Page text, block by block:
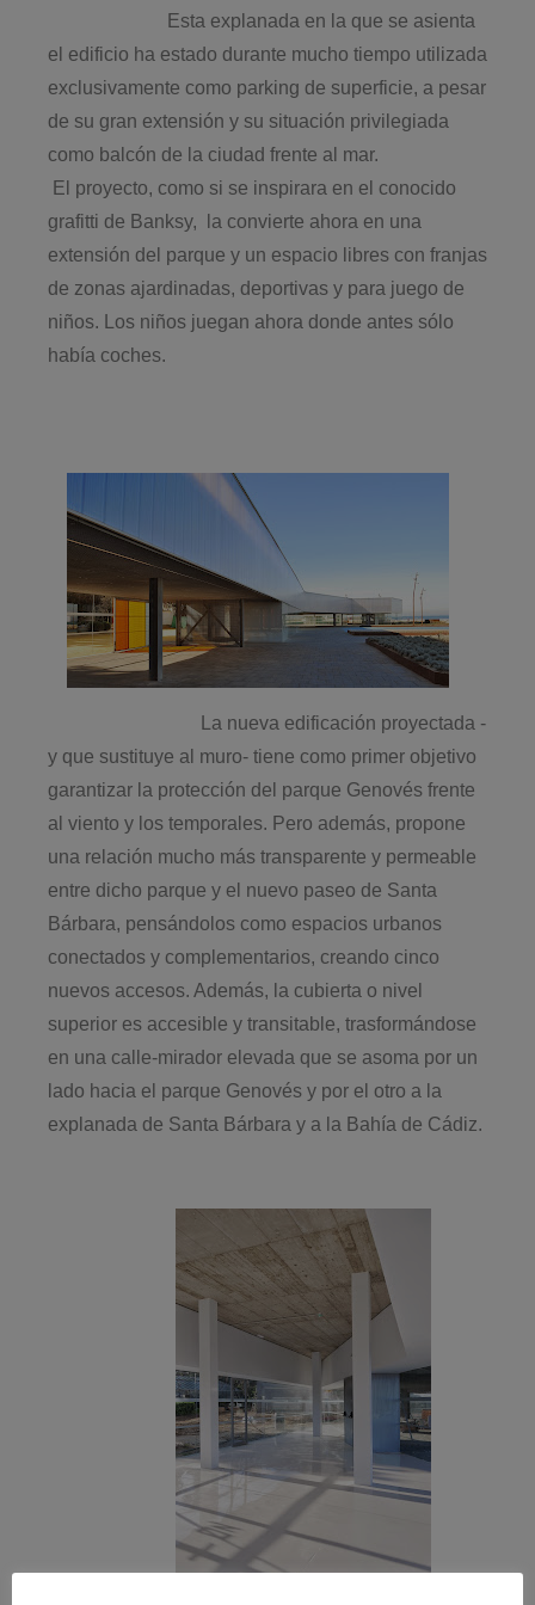
Esta explanada en la que se asienta
el edificio ha estado durante mucho tiempo utilizada
exclusivamente como parking de superficie, a pesar
de su gran extensión y su situación privilegiada
como balcón de la ciudad frente al mar.
El proyecto, como si se inspirara en el conocido
grafitti de Banksy, la convierte ahora en una
extensión del parque y un espacio libres con franjas
de zonas ajardinadas, deportivas y para juego de
niños. Los niños juegan ahora donde antes sólo
había coches.
La nueva edificación proyectada -
y que sustituye al muro- tiene como primer objetivo
garantizar la protección del parque Genovés frente
al viento y los temporales. Pero además, propone
una relación mucho más transparente y permeable
entre dicho parque y el nuevo paseo de Santa
Bárbara, pensándolos como espacios urbanos
conectados y complementarios, creando cinco
nuevos accesos. Además, la cubierta o nivel
superior es accesible y transitable, trasformándose
en una calle-mirador elevada que se asoma por un
lado hacia el parque Genovés y por el otro a la
explanada de Santa Bárbara y a la Bahía de Cádiz.